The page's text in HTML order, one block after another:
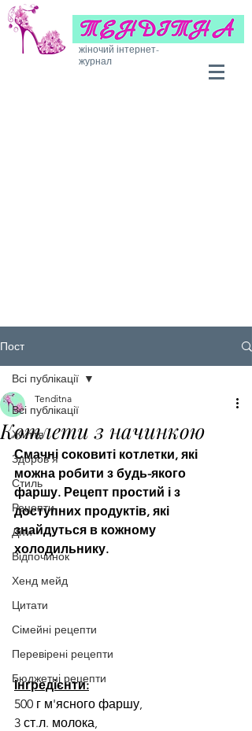
жіночий інтернет-
журнал
Пост
Всі публікації
Життя
Здоров'я
Стиль
Рецепти
Діти
Відпочинок
Хенд мейд
Цитати
Сімейні рецепти
Перевірені рецепти
Бюджетні рецепти
Всі публікації
Котлети з начинкою
Tenditna
Смачні соковиті котлетки, які
можна робити з будь-якого
фаршу. Рецепт простий і з
доступних продуктів, які
знайдуться в кожному
холодильнику.
Інгредієнти:
500 г м'ясного фаршу,
3 ст.л. молока,